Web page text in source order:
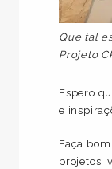
Que tal
Projeto
Espero
e
Faça
projetos,